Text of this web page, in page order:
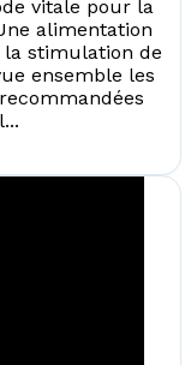
vitale pour la
alimentation
stimulation de
ensemble les